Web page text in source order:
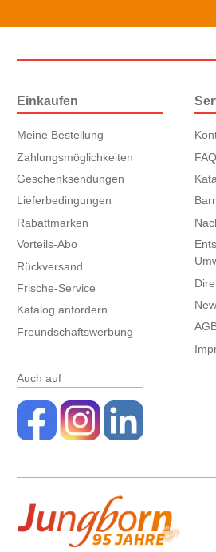
Einkaufen
Meine Bestellung
Zahlungsmöglichkeiten
Geschenksendungen
Lieferbedingungen
Rabattmarken
Vorteils-Abo
Rückversand
Frische-Service
Katalog anfordern
Freundschaftswerbung
FAQ
Auch auf